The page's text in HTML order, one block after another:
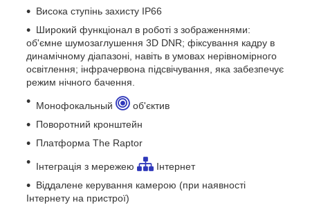
Висока ступінь захисту IP66
Широкий функціонал в роботі з зображеннями:
об'ємне шумозаглушення 3D DNR; фіксування кадру в
динамічному діапазоні, навіть в умовах нерівномірного
освітлення; інфрачервона підсвічування, яка забезпечує
режим нічного бачення.
Монофокальный
об'єктив
Поворотний кронштейн
Платформа The Raptor
Інтеграція з мережею
Інтернет
Віддалене керування камерою (при наявності
Інтернету на пристрої)